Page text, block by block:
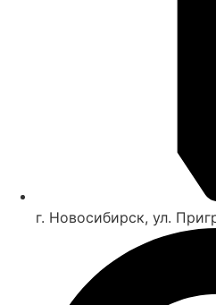
г. Новосибирск, ул.